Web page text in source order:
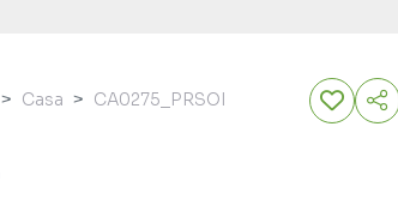
Casa CA0275_PRSOI